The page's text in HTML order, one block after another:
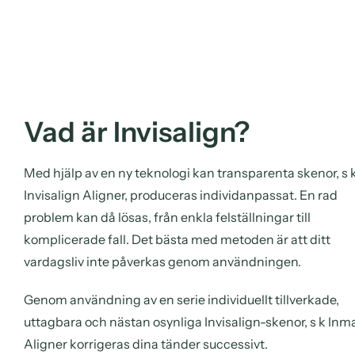
Vad är Invisalign?
Med hjälp av en ny teknologi kan transparenta skenor, s
Invisalign Aligner, produceras individanpassat. En rad
problem kan då lösas, från enkla felställningar till
komplicerade fall. Det bästa med metoden är att ditt
vardagsliv inte påverkas genom användningen.
Genom användning av en serie individuellt tillverkade,
uttagbara och nästan osynliga Invisalign-skenor, s k
Aligner korrigeras dina tänder successivt.